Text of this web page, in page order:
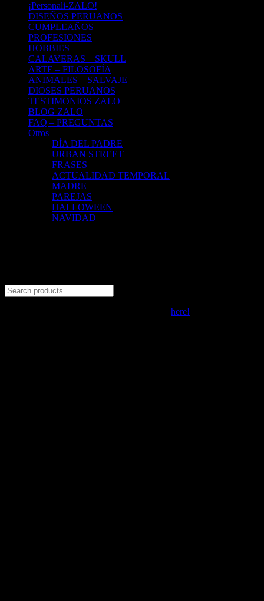
¡Personali-ZALO!
DISEÑOS PERUANOS
CUMPLEAÑOS
PROFESIONES
HOBBIES
CALAVERAS – SKULL
ARTE – FILOSOFÍA
ANIMALES – SALVAJE
DIOSES PERUANOS
TESTIMONIOS ZALO
BLOG ZALO
FAQ – PREGUNTAS
Otros
DÍA DEL PADRE
URBAN STREET
FRASES
ACTUALIDAD TEMPORAL
MADRE
PAREJAS
HALLOWEEN
NAVIDAD
here!